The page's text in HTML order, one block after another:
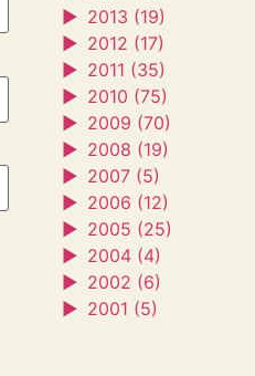
► 2013 (19)
► 2012 (17)
► 2011 (35)
► 2010 (75)
► 2009 (70)
► 2008 (19)
► 2007 (5)
► 2006 (12)
► 2005 (25)
► 2004 (4)
► 2002 (6)
► 2001 (5)